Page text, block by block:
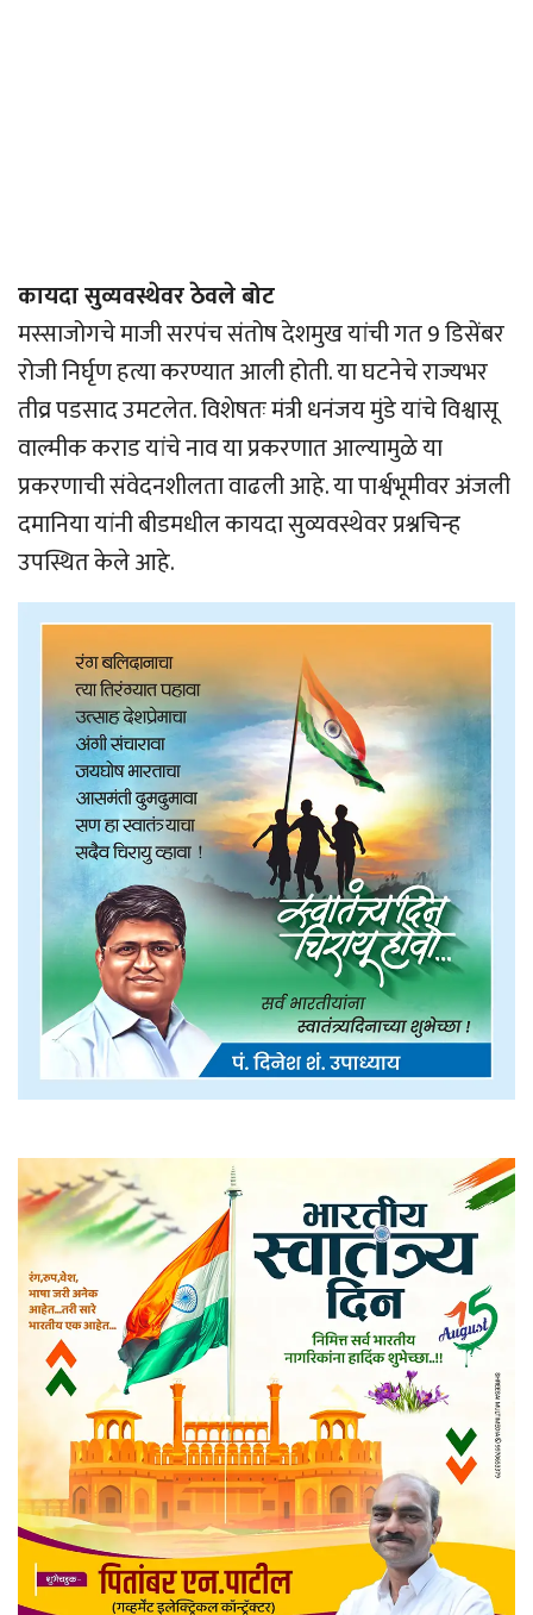
कायदा सुव्यवस्थेवर ठेवले बोट
मस्साजोगचे माजी सरपंच संतोष देशमुख यांची गत 9 डिसेंबर
रोजी निर्घृण हत्या करण्यात आली होती. या घटनेचे राज्यभर
तीव्र पडसाद उमटलेत. विशेषतः मंत्री धनंजय मुंडे यांचे विश्वासू
वाल्मीक कराड यांचे नाव या प्रकरणात आल्यामुळे या
प्रकरणाची संवेदनशीलता वाढली आहे. या पार्श्वभूमीवर अंजली
दमानिया यांनी बीडमधील कायदा सुव्यवस्थेवर प्रश्नचिन्ह
उपस्थित केले आहे.